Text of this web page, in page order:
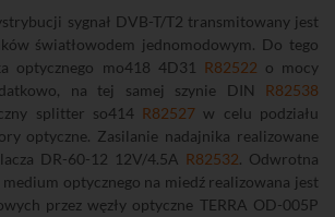
sygnał DVB-T/T2 transmitowany jest
światłowodem jednomodowym. Do tego
optycznego mo418 4D31 R82522 o mocy
na tej samej szynie DIN R82538
splitter so414 R82527 w celu podziału
optyczne. Zasilanie nadajnika realizowane
DR-60-12 12V/4.5A R82532. Odwrotna
medium optycznego na miedź realizowana jest
przez węzły optyczne TERRA OD-005P